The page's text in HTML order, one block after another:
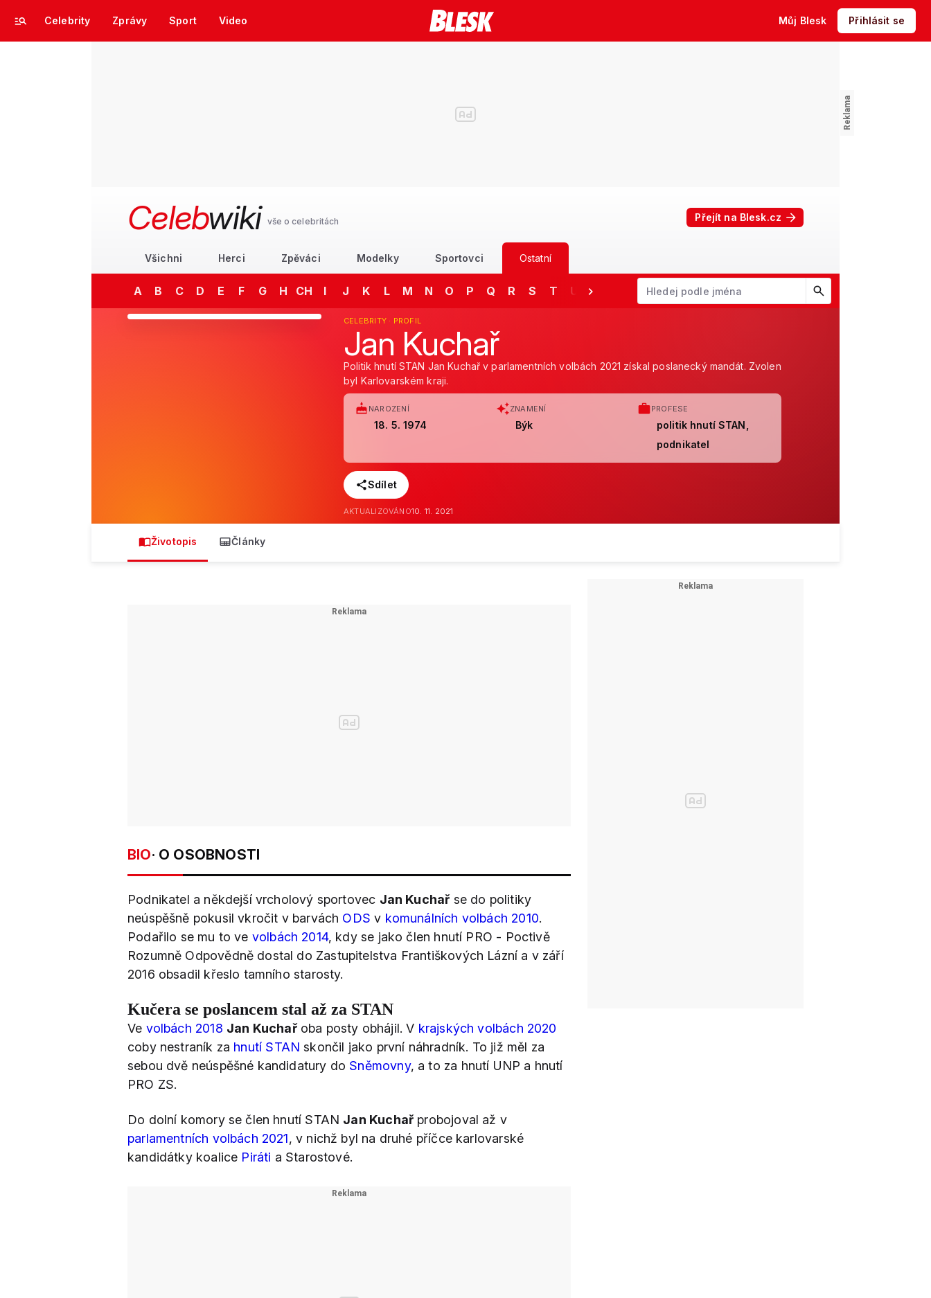
Celebrity Zprávy Sport Video Můj Blesk Přihlásit se
Celebwiki vše o celebritách Přejít na Blesk.cz
Všichni Herci Zpěváci Modelky Sportovci Ostatní
A B C D E F G H CH I J K L M N O P Q R S T U V Y Z
Začněte psát jméno. Šipkami dolů a nahoru procházejte návrhy,
CELEBRITY · PROFIL
Jan Kuchař
Politik hnutí STAN Jan Kuchař v parlamentních volbách 2021 získal poslanecký mandát. Zvolen
byl Karlovarském kraji.
NAROZENÍ
18. 5. 1974
ZNAMENÍ
Býk
PROFESE
politik hnutí STAN,
podnikatel
Sdílet
AKTUALIZOVÁNO10. 11. 2021
Životopis Články
BIO· O OSOBNOSTI
Podnikatel a někdejší vrcholový sportovec Jan Kuchařse do politiky
neúspěšně pokusil vkročit v barvách ODS v komunálních volbách 2010.
Podařilo se mu to ve volbách 2014, kdy se jako člen hnutí PRO - Poctivě
Rozumně Odpovědně dostal do Zastupitelstva Františkových Lázní a v září
2016 obsadil křeslo tamního starosty.
Kučera se poslancem stal až za STAN
Ve volbách 2018 Jan Kuchařoba posty obhájil. V krajských volbách 2020
coby nestraník za hnutí STAN skončil jako první náhradník. To již měl za
sebou dvě neúspěšné kandidatury do Sněmovny, a to za hnutí UNP a hnutí
PRO ZS.
Do dolní komory se člen hnutí STAN Jan Kuchařprobojoval až v
parlamentních volbách 2021, v nichž byl na druhé příčce karlovarské
kandidátky koalice Piráti a Starostové.